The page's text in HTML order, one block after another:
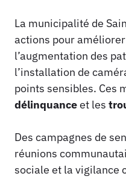
La municipalité de
actions pour
l’augmentation des
l’installation de
points sensibles. Ces
délinquanceet les
Des campagnes de
réunions
sociale et la vigilance